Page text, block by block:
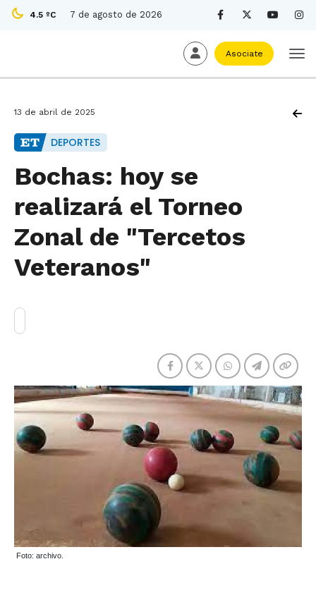
4.5 ºC 7 de agosto de 2026
Asociate
13 de abril de 2025
DEPORTES
Bochas: hoy se
realizará el Torneo
Zonal de "Tercetos
Veteranos"
Foto: archivo.